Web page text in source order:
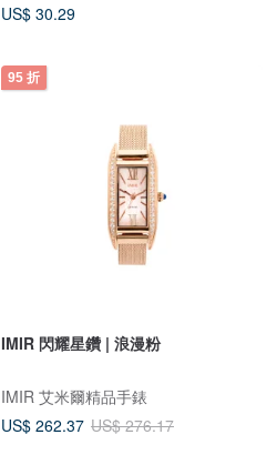
US$ 30.29
95 折
IMIR 閃耀星鑽 | 浪漫粉
IMIR 艾米爾精品手錶
US$ 262.37 US$ 276.17